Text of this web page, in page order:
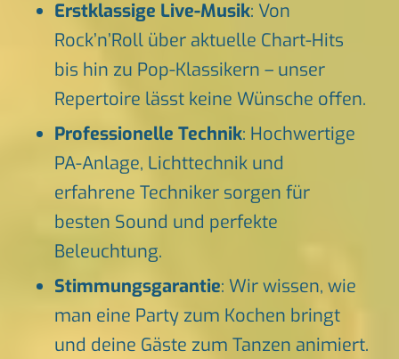
Erstklassige Live-Musik: Von
Rock’n’Roll über aktuelle Chart-Hits
bis hin zu Pop-Klassikern – unser
Repertoire lässt keine Wünsche offen.
Professionelle Technik: Hochwertige
PA-Anlage, Lichttechnik und
erfahrene Techniker sorgen für
besten Sound und perfekte
Beleuchtung.
Stimmungsgarantie: Wir wissen, wie
man eine Party zum Kochen bringt
und deine Gäste zum Tanzen animiert.